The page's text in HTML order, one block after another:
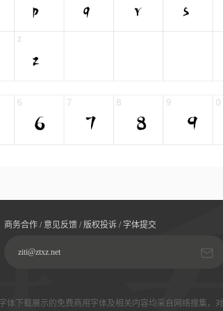
商务合作 / 意见反馈 / 版权投诉 / 字体提交
ziti@ztxz.net
体下载展示的免费商用字体及相关内容均采自网络搜集，